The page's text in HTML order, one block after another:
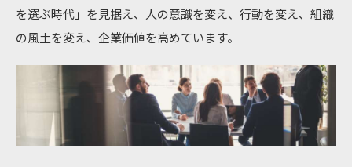
を選ぶ時代」を見据え、人の意識を変え、行動を変え、組織
の風土を変え、企業価値を高めています。